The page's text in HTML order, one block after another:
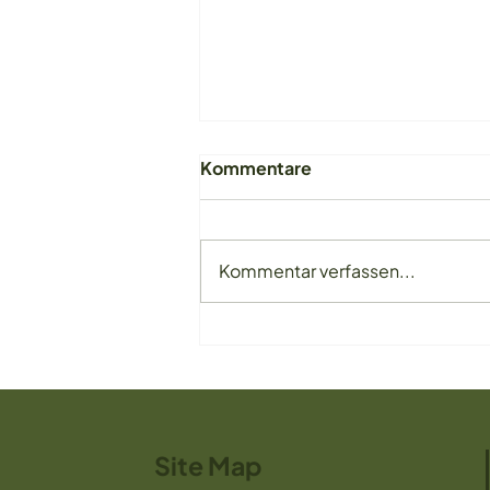
Pancakes-glutenfrei
Kommentare
Kommentar verfassen...
Site Map